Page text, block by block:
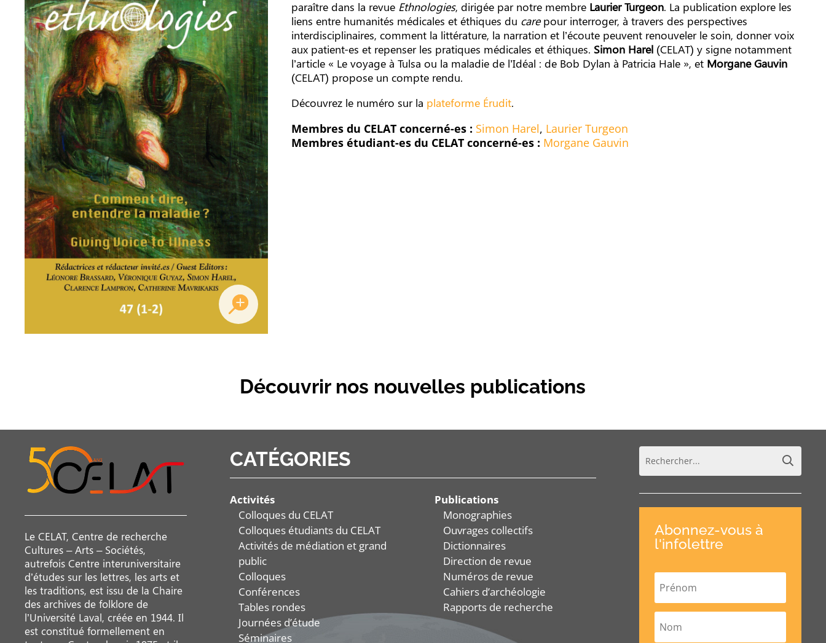
paraître dans la revue Ethnologies, dirigée par notre membre Laurier Turgeon. La publication explore les
liens entre humanités médicales et éthiques du carepour interroger, à travers des perspectives
interdisciplinaires, comment la littérature, la narration et l’écoute peuvent renouveler le soin, donner voix
aux patient-es et repenser les pratiques médicales et éthiques. Simon Harel (CELAT) y signe notamment
l’article « Le voyage à Tulsa ou la maladie de l’Idéal : de Bob Dylan à Patricia Hale », et Morgane Gauvin
(CELAT) propose un compte rendu.
Découvrez le numéro sur la plateforme Érudit.
Membres du CELAT concerné-es : Simon Harel, Laurier Turgeon
Membres étudiant-es du CELAT concerné-es : Morgane Gauvin
Découvrir nos nouvelles publications
Le CELAT, Centre de recherche
Cultures – Arts – Sociétés,
autrefois Centre interuniversitaire
d’études sur les lettres, les arts et
les traditions, est issu de la Chaire
des archives de folklore de
l’Université Laval, créée en 1944. Il
est constitué formellement en
CATÉGORIES
Activités
Colloques du CELAT
Colloques étudiants du CELAT
Activités de médiation et grand
public
Colloques
Conférences
Tables rondes
Journées d’étude
Séminaires
Publications
Monographies
Ouvrages collectifs
Dictionnaires
Direction de revue
Numéros de revue
Cahiers d’archéologie
Rapports de recherche
Abonnez-vous à
l'infolettre